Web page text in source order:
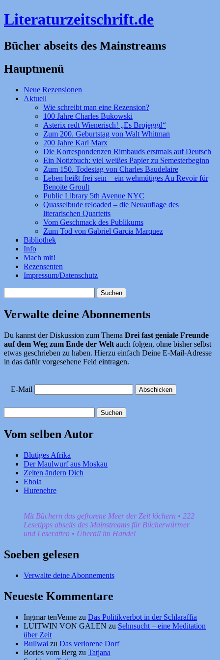
Literaturzeitschrift.de
Bücher abseits des Mainstreams
Hauptmenü
Zum
Inhalt
Neue Rezensionen
Aktuell
Wie schreibt man eine Rezension?
100 Jahre Charles Bukowski
Asterix redt Wienerisch! „Es Brojeggd“
Zum 200. Geburtstag von Walt Whitman
200 Jahre Karl Marx
Die Korrespondenzen Rimbauds erstmals auf Deutsch
Ein Notizbuch: viel weißes Papier zu Semesterbeginn
Zum 150. Todestag von Charles Baudelaire
Leben heißt frei sein – ein wehmütiges Au Revoir für
Benoite Groult
Public Library 5th Avenue NYC
Quasselbude reloaded – die Neuauflage des
literarischen Quartetts
Vom Geschmack des Publikums
Zum Tod von Gabriel Garcia Marquez
Bibliothek
Info
Mach mit!
Rezensenten
Impressum/Datenschutz
nach:
Verwalte deine Abonnements
Du kannst der Diskussion zum Thema Drei fast geniale Freunde
auf dem Weg zum Ende der Welt auch folgen, ohne bisher selbst
etwas geschrieben zu haben. Hierzu einfach Deine E-Mail-Adresse
in das dafür vorgesehene Feld eintragen.
E-Mail
nach:
Vom selben Autor
Blutiges Afrika
Der Maulwurf aus Moskau
Zeiten ändern Dich
Ebola
Hurenehre
Mit Büchern das gefrorene Meer der Zeit löchern • 222
Lesetipps abseits des Mainstreams für Bücherwürmer
und Leseratten • Überall im Handel
Soeben gelesen
Verwalte deine Abonnements
Neueste Kommentare
Ingmar tenVenne zu Das Politikverbot in der Schlaraffia
LUITWIN VON GALEN zu Sehnsucht – eine Meditation
über Zeit
Bullwai zu Das verlorene Dorf
Bories vom Berg zu Tatjana